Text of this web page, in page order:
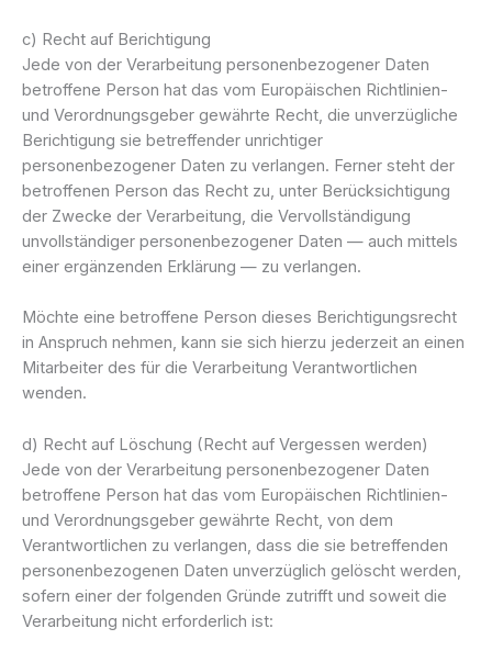
c) Recht auf Berichtigung
Jede von der Verarbeitung personenbezogener Daten
betroffene Person hat das vom Europäischen Richtlinien-
und Verordnungsgeber gewährte Recht, die unverzügliche
Berichtigung sie betreffender unrichtiger
personenbezogener Daten zu verlangen. Ferner steht der
betroffenen Person das Recht zu, unter Berücksichtigung
der Zwecke der Verarbeitung, die Vervollständigung
unvollständiger personenbezogener Daten — auch mittels
einer ergänzenden Erklärung — zu verlangen.
Möchte eine betroffene Person dieses Berichtigungsrecht
in Anspruch nehmen, kann sie sich hierzu jederzeit an einen
Mitarbeiter des für die Verarbeitung Verantwortlichen
wenden.
d) Recht auf Löschung (Recht auf Vergessen werden)
Jede von der Verarbeitung personenbezogener Daten
betroffene Person hat das vom Europäischen Richtlinien-
und Verordnungsgeber gewährte Recht, von dem
Verantwortlichen zu verlangen, dass die sie betreffenden
personenbezogenen Daten unverzüglich gelöscht werden,
sofern einer der folgenden Gründe zutrifft und soweit die
Verarbeitung nicht erforderlich ist: